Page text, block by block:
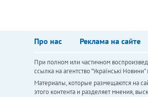
Про нас Реклама на сайте
При полном или частичном
ссылка на агентство "Українськi
Материалы, которые размещаются на
этого контента и разделяет мнения,